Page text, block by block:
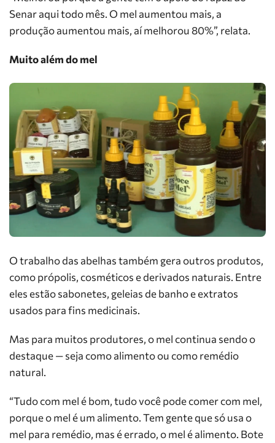
Senar aqui todo mês. O mel aumentou mais, a
produção aumentou mais, aí melhorou 80%”, relata.
Muito além do mel
O trabalho das abelhas também gera outros produtos,
como própolis, cosméticos e derivados naturais. Entre
eles estão sabonetes, geleias de banho e extratos
usados para fins medicinais.
Mas para muitos produtores, o mel continua sendo o
destaque — seja como alimento ou como remédio
natural.
“Tudo com mel é bom, tudo você pode comer com mel,
porque o mel é um alimento. Tem gente que só usa o
mel para remédio, mas é errado, o mel é alimento. Bote